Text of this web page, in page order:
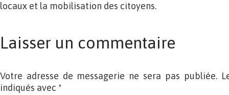
locaux et la mobilisation des citoyens.
Laisser un commentaire
Votre adresse de messagerie ne sera pas publiée.
indiqués avec *